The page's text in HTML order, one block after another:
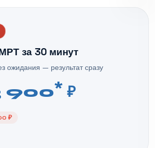
за 30 минут
ожидания — результат сразу
900* ₽
₽